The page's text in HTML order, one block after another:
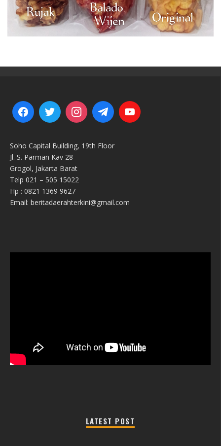
Soho Capital Building, 19th Floor
Jl. S. Parman Kav 28
Grogol, Jakarta Barat
Telp 021 – 505 15022
Hp : 0821 1369 9627
Email: beritadaerahterkini@gmail.com
LATEST POST